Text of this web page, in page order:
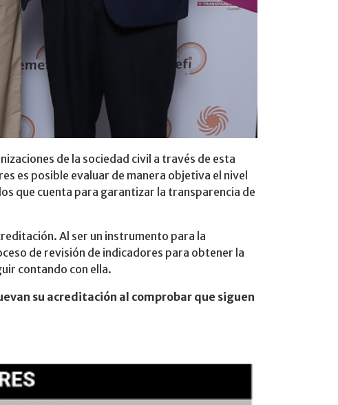
de la sociedad civil a través de esta
es posible evaluar de manera objetiva el nivel
que cuenta para garantizar la transparencia de
Al ser un instrumento para la
de revisión de indicadores para obtener la
contando con ella.
su acreditación al comprobar que siguen